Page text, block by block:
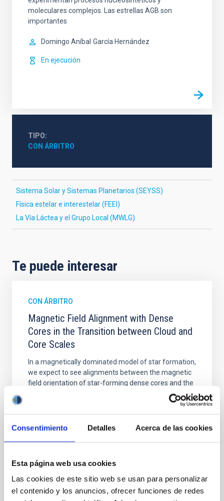
Consentimiento Detalles Acerca de las cookies
Esta página web usa cookies
Las cookies de este sitio web se usan para personalizar
el contenido y los anuncios, ofrecer funciones de redes
moleculares complejos. Las estrellas AGB son
importantes
Domingo Aníbal García Hernández
En ejecución
TIPO
CON ÁRBITRO
Sistema Solar y Sistemas Planetarios (SEYSS)
Física estelar e interestelar (FEEI)
La Vía Láctea y el Grupo Local (MWLG)
Te puede interesar
CON ÁRBITRO
Magnetic Field Alignment with Dense
Cores in the Transition between Cloud and
Core Scales
In a magnetically dominated model of star formation,
we expect to see alignments between the magnetic
field orientation of star-forming dense cores and the
cloud-scale magnetic field. A. Pandhi et al. showed
instead, however, that the orientation of cores and
their angular momentum vectors appear random
with respect to the larger-scale magnetic
Fecha de publicación:
BIBCODE 2026APJ..1003...83Y